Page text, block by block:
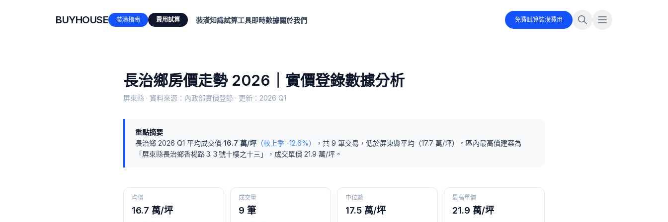
BUYHOUSE 裝潢指南 費用試算 裝潢知識試算工具即時數據關於我們 免費試算裝潢費用
長治鄉房價走勢 2026｜實價登錄數據分析
屏東縣 · 資料來源：內政部實價登錄 · 更新： 2026 Q1
重點摘要
長治鄉 2026 Q1 平均成交價 16.7 萬/坪 （較上季 -12.6%） ，共 9 筆交易 ， 低於屏東縣平均（17.7 萬/坪） 。 區內最高價建案為
「屏東縣長治鄉香楊路３３號十樓之十三 」，成交單價 21.9 萬/坪。
均價
16.7 萬/坪
成交量
9 筆
中位數
17.5 萬/坪
最高單價
21.9 萬/坪